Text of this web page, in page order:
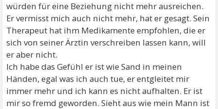
würden für eine Beziehung nicht mehr ausreichen.
Er vermisst mich auch nicht mehr, hat er gesagt. Sein
Therapeut hat ihm Medikamente empfohlen, die er
sich von seiner Ärztin verschreiben lassen kann, will
er aber nicht.
Ich habe das Gefühl er ist wie Sand in meinen
Händen, egal was ich auch tue, er entgleitet mir
immer mehr und ich kann es nicht aufhalten. Er ist
mir so fremd geworden. Sieht aus wie mein Mann ist